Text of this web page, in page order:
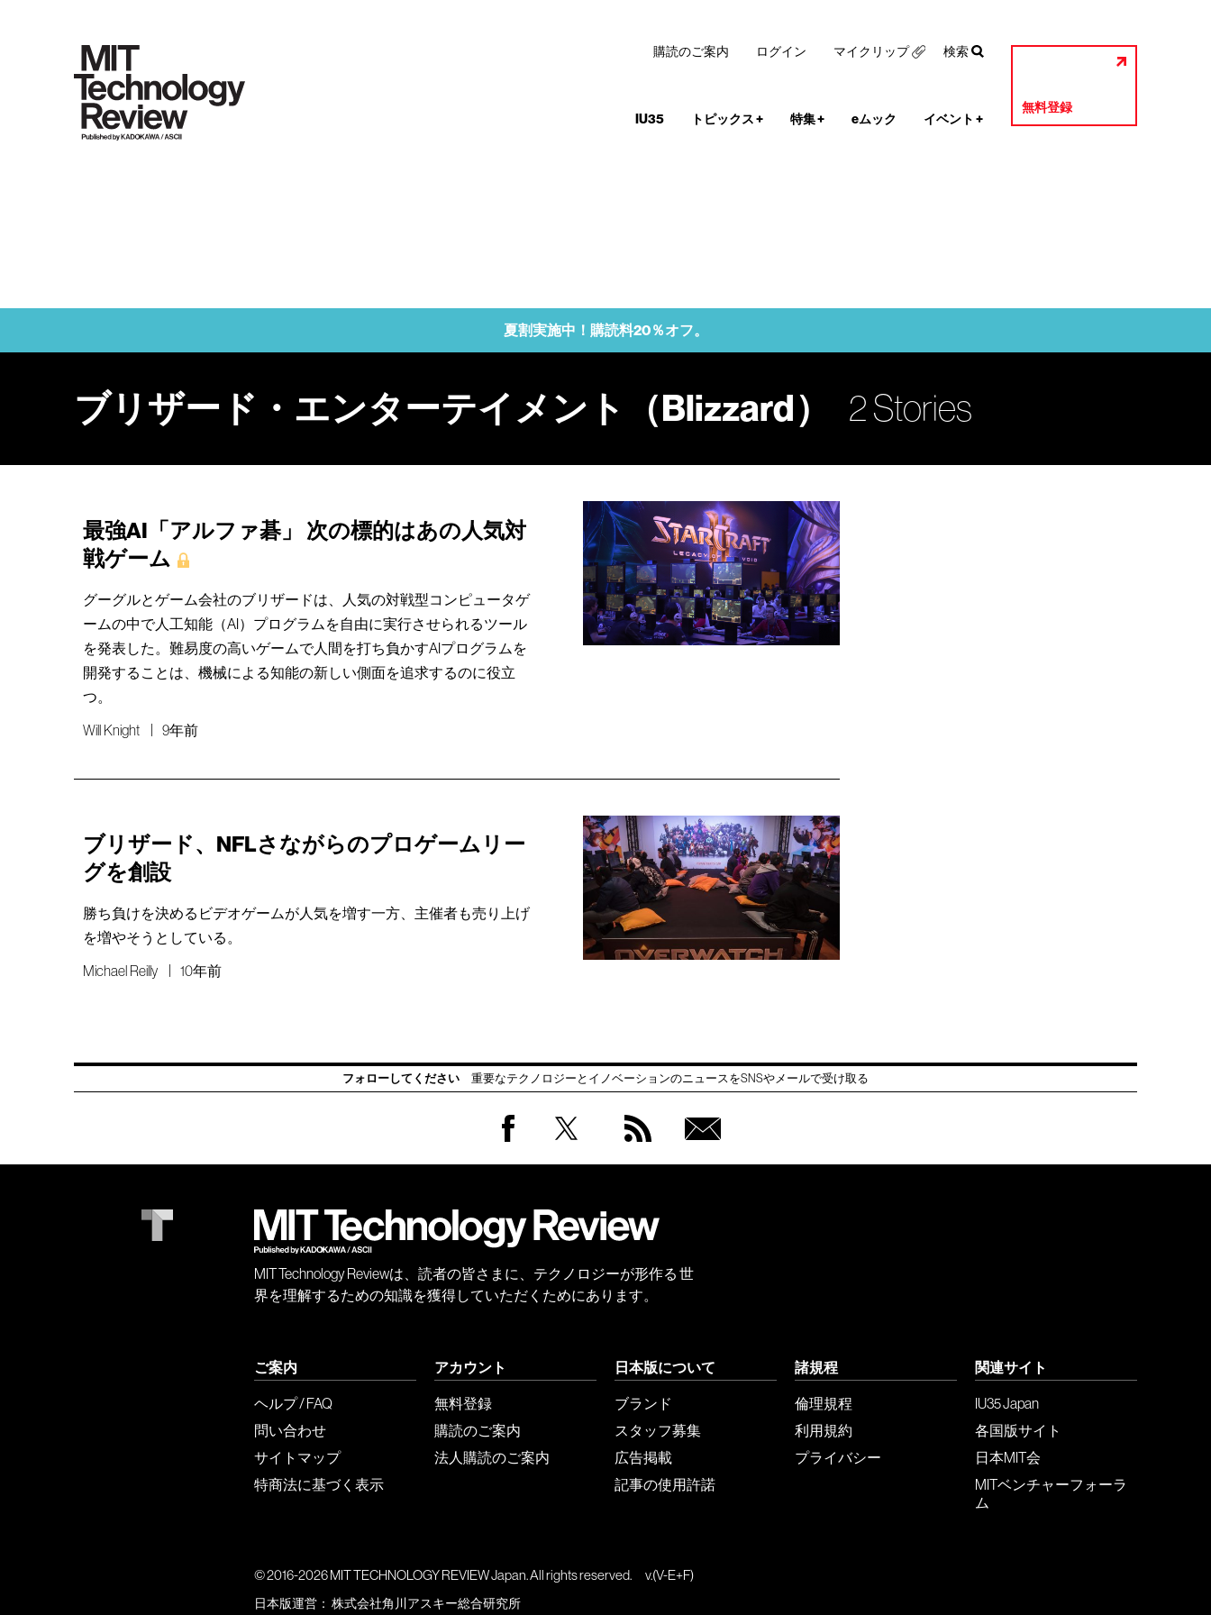
IU35 トピックス+ 特集+ eムック イベント +
無料登録
購読のご案内 ログイン マイクリップ 検索
夏割実施中！購読料20％オフ。
ブリザード・エンターテイメント（Blizzard） 2 Stories
最強AI「アルファ碁」 次の標的はあの人気対
戦ゲーム
グーグルとゲーム会社のブリザードは、人気の対戦型コンピュータゲ
ームの中で人工知能（AI）プログラムを自由に実行させられるツール
を発表した。難易度の高いゲームで人間を打ち負かすAIプログラムを
開発することは、機械による知能の新しい側面を追求するのに役立
つ。
Will Knight 9年前
ブリザード、NFLさながらのプロゲームリー
グを創設
勝ち負けを決めるビデオゲームが人気を増す一方、主催者も売り上げ
を増やそうとしている。
Michael Reilly 10年前
フォローしてください 重要なテクノロジーとイノベーションのニュースをSNSやメールで受け取る
会員
MIT Technology Reviewは、読者の皆さまに、テクノロジーが形作る 世
界を理解するための知識を獲得していただくためにあります。
ご案内
ヘルプ / FAQ
問い合わせ
サイトマップ
特商法に基づく表示
アカウント
無料登録
購読のご案内
法人購読のご案内
日本版について
ブランド
スタッフ募集
広告掲載
記事の使用許諾
諸規程
倫理規程
利用規約
プライバシー
関連サイト
IU35 Japan
各国版サイト
日本MIT会
MITベンチャーフォーラ
ム
© 2016-2026 MIT TECHNOLOGY REVIEW Japan. All rights reserved. v.(V-E+F)
日本版運営： 株式会社角川アスキー総合研究所